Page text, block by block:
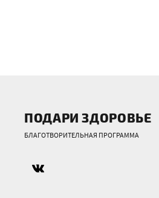
ПОДАРИ ЗДОРОВЬЕ
БЛАГОТВОРИТЕЛЬНАЯ ПРОГРАММА